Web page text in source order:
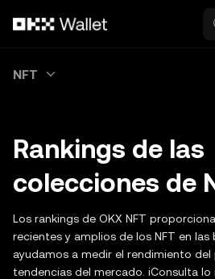
NFT
Rankings de las
colecciones de
Los rankings de OKX NFT
recientes y amplios de los NFT en las
ayudamos a medir el rendimiento
tendencias del mercado. ¡Consulta